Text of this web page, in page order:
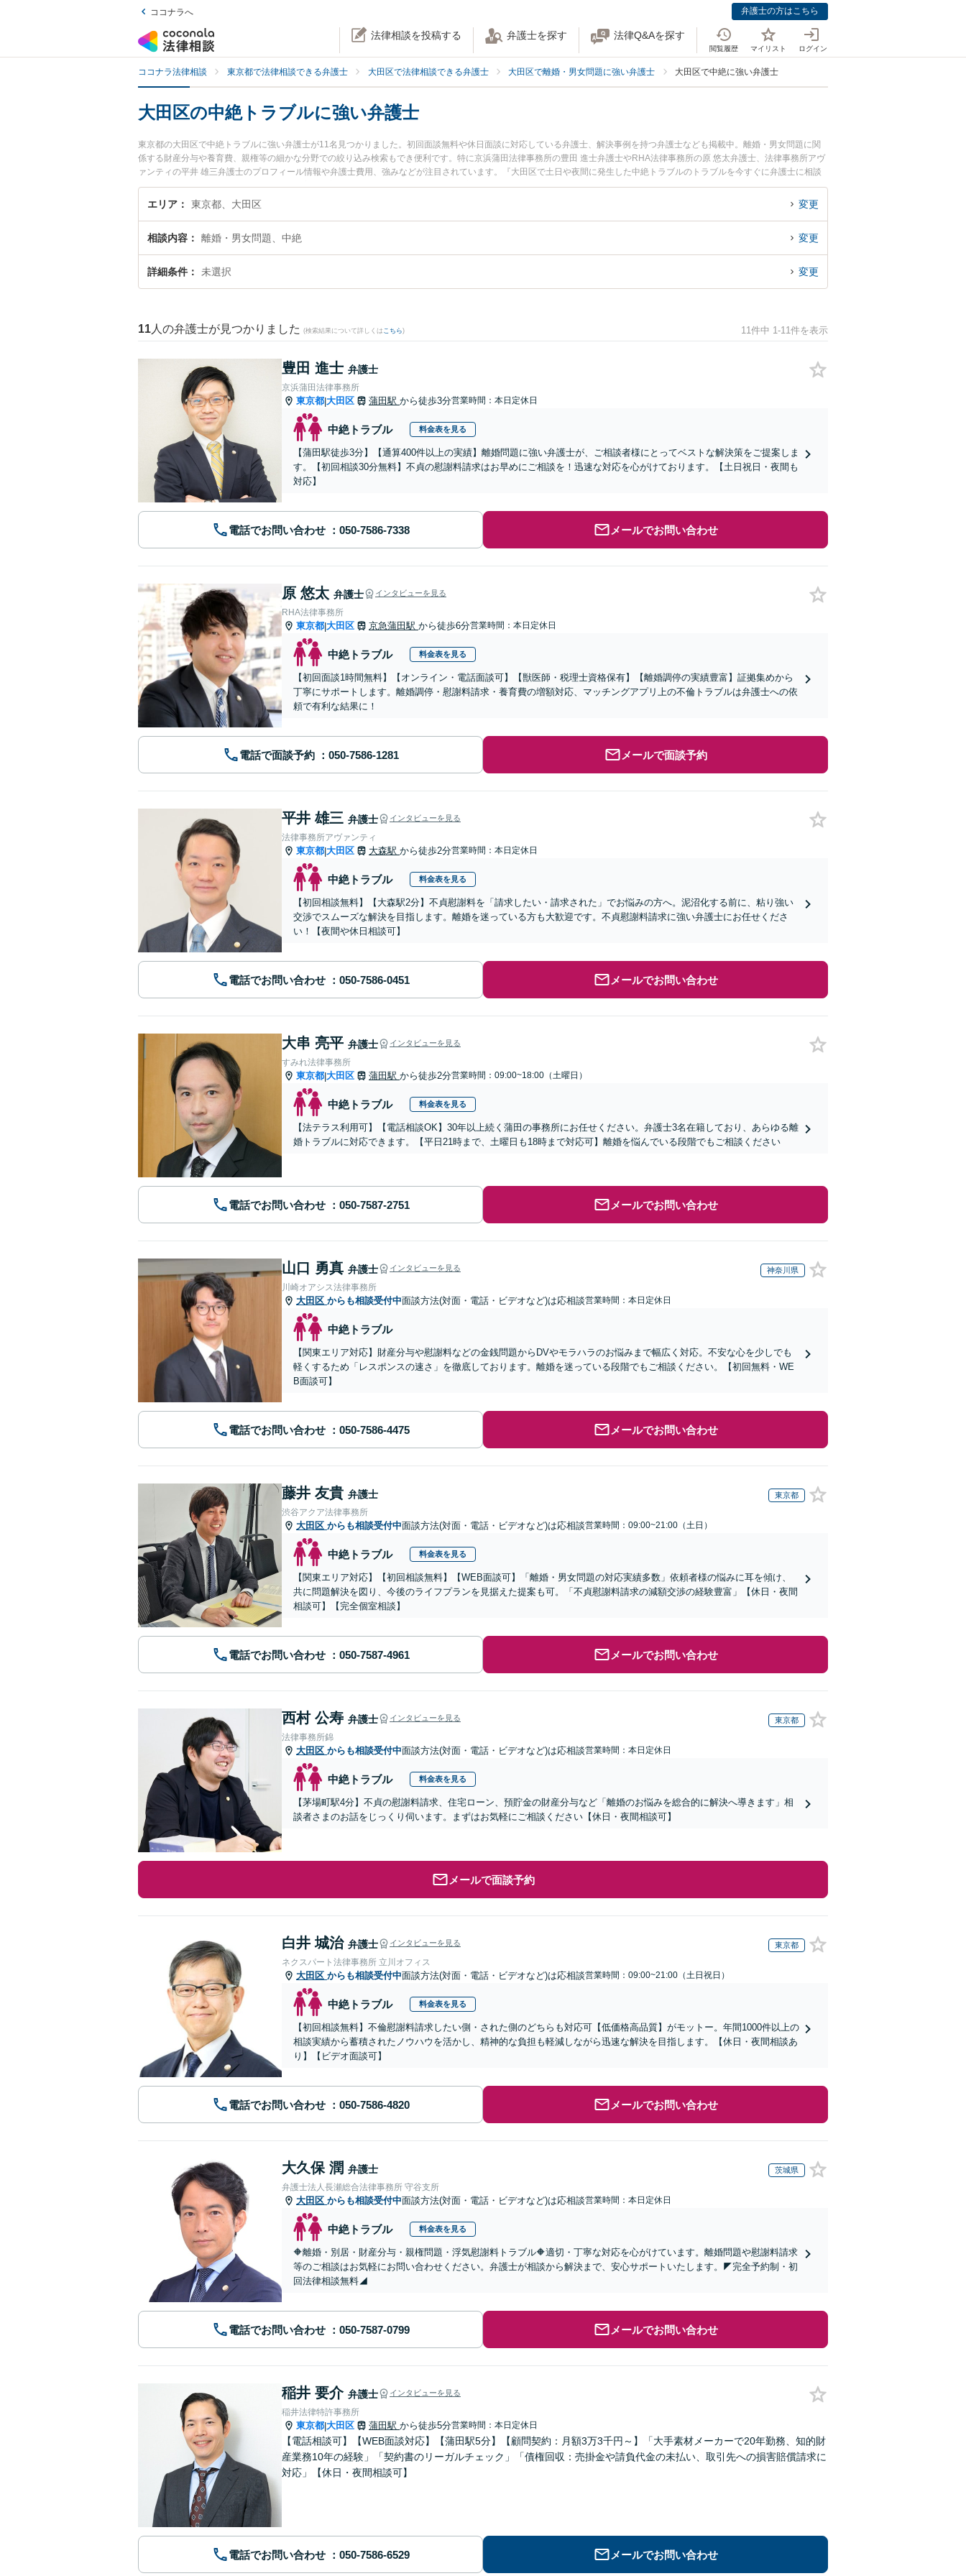
ココナラへ 弁護士の方はこちら
法律相談を投稿する 弁護士を探す 法律Q&Aを探す
閲覧履歴 マイリスト ログイン
ココナラ法律相談 東京都で法律相談できる弁護士 大田区で法律相談できる弁護士 大田区で離婚・男女問題に強い弁護士 大田区で中絶に強い弁護士
大田区の中絶トラブルに強い弁護士
東京都の大田区で中絶トラブルに強い弁護士が11名見つかりました。初回面談無料や休日面談に対応している弁護士、解決事例を持つ弁護士なども掲載中。離婚・男女問題に関
係する財産分与や養育費、親権等の細かな分野での絞り込み検索もでき便利です。特に京浜蒲田法律事務所の豊田 進士弁護士やRHA法律事務所の原 悠太弁護士、法律事務所アヴ
ァンティの平井 雄三弁護士のプロフィール情報や弁護士費用、強みなどが注目されています。『大田区で土日や夜間に発生した中絶トラブルのトラブルを今すぐに弁護士に相談
したい』『中絶トラブルのトラブル解決の実績豊富な近くの弁護士を検索したい』『初回相談無料で中絶トラブルを法律相談できる大田区内の弁護士に相談予約したい』などでお
困りの相談者さんにおすすめです。
エリア 東京都、大田区 変更
相談内容 離婚・男女問題、中絶 変更
詳細条件 未選択 変更
11 人の弁護士が見つかりました (検索結果について詳しくは こちら) 11件中 1-11件を表示
豊田 進士 弁護士
京浜蒲田法律事務所
東京都|大田区 蒲田駅 から徒歩3分営業時間：本日定休日
中絶トラブル 料金表を見る
【蒲田駅徒歩3分】【通算400件以上の実績】離婚問題に強い弁護士が、ご相談者様にとってベストな解決策をご提案しま
す。【初回相談30分無料】不貞の慰謝料請求はお早めにご相談を！迅速な対応を心がけております。【土日祝日・夜間も
対応】
電話でお問い合わせ メールでお問い合わせ
原 悠太 弁護士 インタビューを見る
RHA法律事務所
東京都|大田区 京急蒲田駅 から徒歩6分営業時間：本日定休日
中絶トラブル 料金表を見る
【初回面談1時間無料】【オンライン・電話面談可】【獣医師・税理士資格保有】【離婚調停の実績豊富】証拠集めから
丁寧にサポートします。離婚調停・慰謝料請求・養育費の増額対応、マッチングアプリ上の不倫トラブルは弁護士への依
頼で有利な結果に！
電話で面談予約 メールで面談予約
平井 雄三 弁護士 インタビューを見る
法律事務所アヴァンティ
東京都|大田区 大森駅 から徒歩2分営業時間：本日定休日
中絶トラブル 料金表を見る
【初回相談無料】【大森駅2分】不貞慰謝料を「請求したい・請求された」でお悩みの方へ。泥沼化する前に、粘り強い
交渉でスムーズな解決を目指します。離婚を迷っている方も大歓迎です。不貞慰謝料請求に強い弁護士にお任せくださ
い！【夜間や休日相談可】
電話でお問い合わせ メールでお問い合わせ
大串 亮平 弁護士 インタビューを見る
すみれ法律事務所
東京都|大田区 蒲田駅 から徒歩2分営業時間：09:00~18:00（土曜日）
中絶トラブル 料金表を見る
【法テラス利用可】【電話相談OK】30年以上続く蒲田の事務所にお任せください。弁護士3名在籍しており、あらゆる離
婚トラブルに対応できます。【平日21時まで、土曜日も18時まで対応可】離婚を悩んでいる段階でもご相談ください
電話でお問い合わせ メールでお問い合わせ
山口 勇真 弁護士 インタビューを見る 神奈川県
川崎オアシス法律事務所
大田区 からも相談受付中面談方法(対面・電話・ビデオなど)は応相談営業時間：本日定休日
中絶トラブル
【関東エリア対応】財産分与や慰謝料などの金銭問題からDVやモラハラのお悩みまで幅広く対応。不安な心を少しでも
軽くするため「レスポンスの速さ」を徹底しております。離婚を迷っている段階でもご相談ください。【初回無料・WE
B面談可】
電話でお問い合わせ メールでお問い合わせ
藤井 友貴 弁護士 東京都
渋谷アクア法律事務所
大田区 からも相談受付中面談方法(対面・電話・ビデオなど)は応相談営業時間：09:00~21:00（土日）
中絶トラブル 料金表を見る
【関東エリア対応】【初回相談無料】【WEB面談可】「離婚・男女問題の対応実績多数」依頼者様の悩みに耳を傾け、
共に問題解決を図り、今後のライフプランを見据えた提案も可。「不貞慰謝料請求の減額交渉の経験豊富」【休日・夜間
相談可】【完全個室相談】
電話でお問い合わせ メールでお問い合わせ
西村 公寿 弁護士 インタビューを見る 東京都
法律事務所錦
大田区 からも相談受付中面談方法(対面・電話・ビデオなど)は応相談営業時間：本日定休日
中絶トラブル 料金表を見る
【茅場町駅4分】不貞の慰謝料請求、住宅ローン、預貯金の財産分与など「離婚のお悩みを総合的に解決へ導きます」相
談者さまのお話をじっくり伺います。まずはお気軽にご相談ください【休日・夜間相談可】
メールで面談予約
白井 城治 弁護士 インタビューを見る 東京都
ネクスパート法律事務所 立川オフィス
大田区 からも相談受付中面談方法(対面・電話・ビデオなど)は応相談営業時間：09:00~21:00（土日祝日）
中絶トラブル 料金表を見る
【初回相談無料】不倫慰謝料請求したい側・された側のどちらも対応可【低価格高品質】がモットー。年間1000件以上の
相談実績から蓄積されたノウハウを活かし、精神的な負担も軽減しながら迅速な解決を目指します。【休日・夜間相談あ
り】【ビデオ面談可】
電話でお問い合わせ メールでお問い合わせ
大久保 潤 弁護士 茨城県
弁護士法人長瀬総合法律事務所 守谷支所
大田区 からも相談受付中面談方法(対面・電話・ビデオなど)は応相談営業時間：本日定休日
中絶トラブル 料金表を見る
🔶離婚・別居・財産分与・親権問題・浮気慰謝料トラブル🔶適切・丁寧な対応を心がけています。離婚問題や慰謝料請求
等のご相談はお気軽にお問い合わせください。弁護士が相談から解決まで、安心サポートいたします。◤完全予約制・初
回法律相談無料◢
電話でお問い合わせ メールでお問い合わせ
稲井 要介 弁護士 インタビューを見る
稲井法律特許事務所
東京都|大田区 蒲田駅 から徒歩5分営業時間：本日定休日
【電話相談可】【WEB面談対応】【蒲田駅5分】【顧問契約：月額3万3千円～】「大手素材メーカーで20年勤務、知的財
産業務10年の経験」「契約書のリーガルチェック」「債権回収：売掛金や請負代金の未払い、取引先への損害賠償請求に
対応」【休日・夜間相談可】
電話でお問い合わせ メールでお問い合わせ